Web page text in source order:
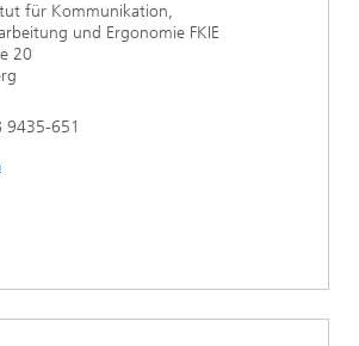
für Kommunikation,
und Ergonomie FKIE
20
9435-651